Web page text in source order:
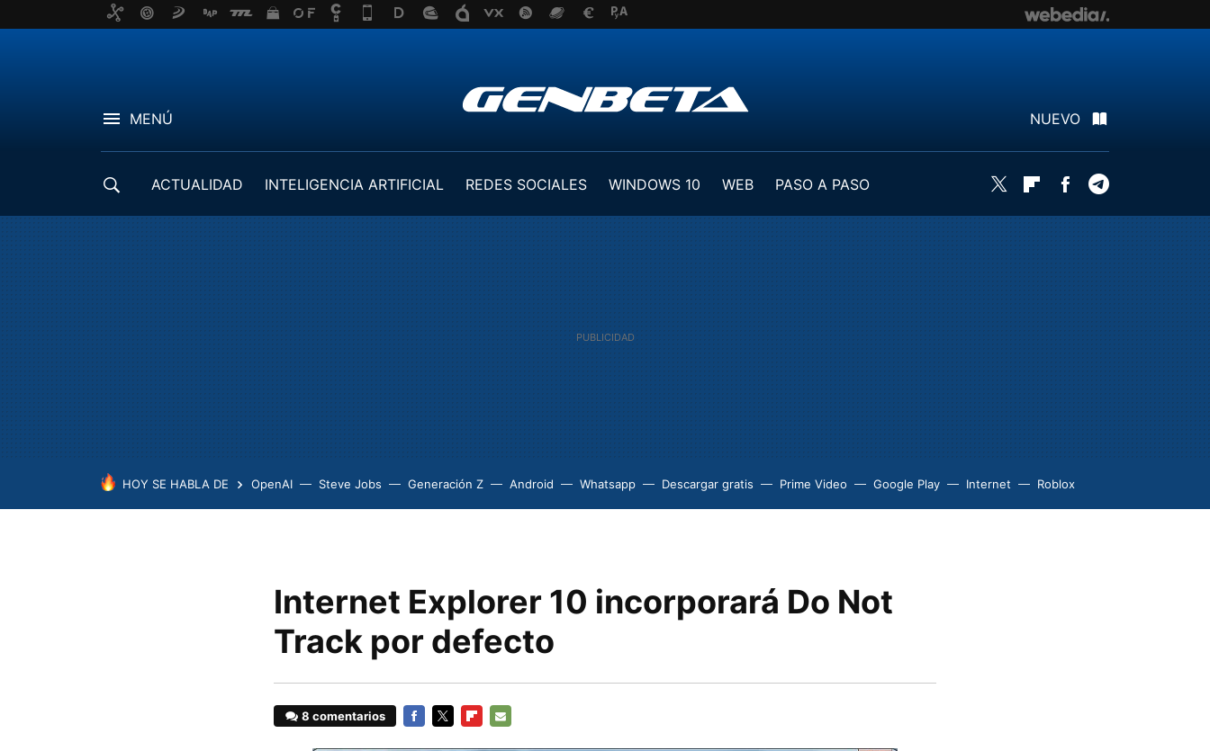
MENÚ NUEVO
ACTUALIDAD INTELIGENCIA ARTIFICIAL REDES SOCIALES WINDOWS 10 WEB
PASO A PASO
Twitter FlipboardFacebook
HOY SE HABLA DE OpenAI Steve Jobs Generación Z Android Whatsapp Descargar gratis Prime Video Google Play Internet Roblox
Internet Explorer 10 incorporará Do Not
Track por defecto
8 comentarios